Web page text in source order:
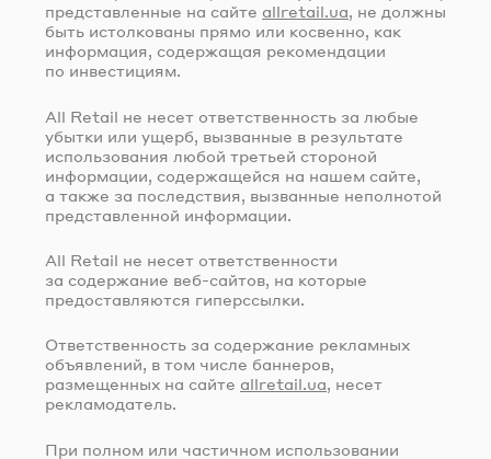
представленные на сайте allretail.ua, не должны
быть истолкованы прямо или косвенно, как
информация, содержащая рекомендации
по инвестициям.
All Retail не несет ответственность за любые
убытки или ущерб, вызванные в результате
использования любой третьей стороной
информации, содержащейся на нашем сайте,
а также за последствия, вызванные неполнотой
представленной информации.
All Retail не несет ответственности
за содержание веб-сайтов, на которые
предоставляются гиперссылки.
Ответственность за содержание рекламных
объявлений, в том числе баннеров,
размещенных на сайте allretail.ua, несет
рекламодатель.
При полном или частичном использовании